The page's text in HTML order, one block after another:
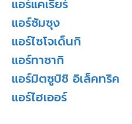
แอร์แคเรียร์
แอร์ซัมซุง
แอร์ไซโจเด็นกิ
แอร์ทาซากิ
แอร์มิตซูบิชิ อิเล็คทริค
แอร์ไฮเออร์